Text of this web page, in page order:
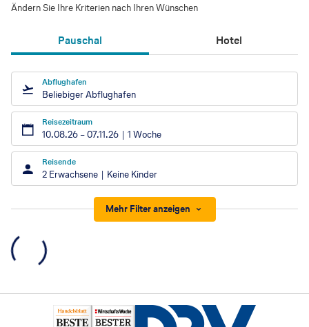
Ändern Sie Ihre Kriterien nach Ihren Wünschen
Pauschal Hotel
Abflughafen
Beliebiger Abflughafen
Reisezeitraum
10.08.26 –07.11.26 1 Woche
Reisende
2 Erwachsene Keine Kinder
Mehr Filter anzeigen